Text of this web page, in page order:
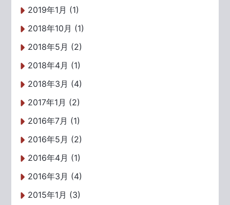
2019年1月 (1)
2018年10月 (1)
2018年5月 (2)
2018年4月 (1)
2018年3月 (4)
2017年1月 (2)
2016年7月 (1)
2016年5月 (2)
2016年4月 (1)
2016年3月 (4)
2015年1月 (3)